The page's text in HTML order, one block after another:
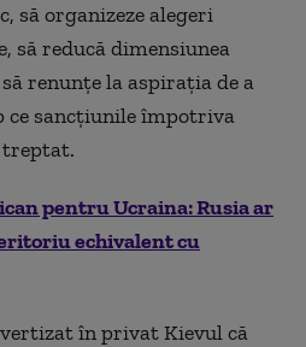
să organizeze alegeri
să reducă dimensiunea
renunțe la aspirația de a
ce sancțiunile împotriva
treptat.
pentru Ucraina: Rusia ar
echivalent cu
în privat Kievul că